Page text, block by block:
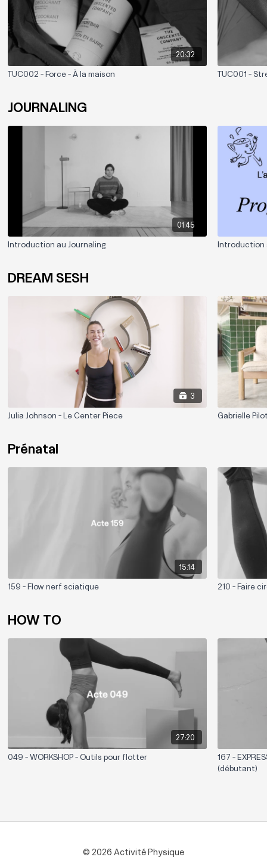
20:32
TUC002 - Force - À la maison TUC001 -
JOURNALING
01:45
Introduction au Journaling Introduction
DREAM SESH
3
Julia Johnson - Le Center Piece Gabrielle
Prénatal
15:14
159 - Flow nerf sciatique 210 - Faire
HOW TO
27:20
049 - WORKSHOP - Outils pour flotter
167 -
(débutant)
© 2026 Activité Physique